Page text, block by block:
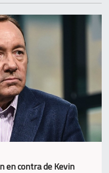
en contra de Kevin